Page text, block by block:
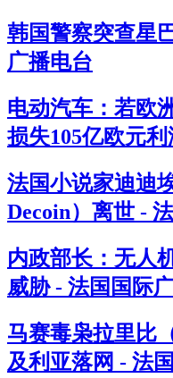
韩国警察突查星
广播电台
电动汽车：若欧
损失105亿欧元
法国小说家迪迪
Decoin）离世 -
内政部长：无人
威胁 - 法国国际
马赛毒枭拉里比
及利亚落网 - 法